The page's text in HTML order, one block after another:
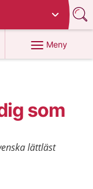
Meny
som
lättläst